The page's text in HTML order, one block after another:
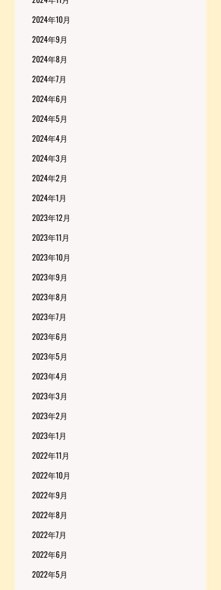
2024年10月
2024年9月
2024年8月
2024年7月
2024年6月
2024年5月
2024年4月
2024年3月
2024年2月
2024年1月
2023年12月
2023年11月
2023年10月
2023年9月
2023年8月
2023年7月
2023年6月
2023年5月
2023年4月
2023年3月
2023年2月
2023年1月
2022年11月
2022年10月
2022年9月
2022年8月
2022年7月
2022年6月
2022年5月